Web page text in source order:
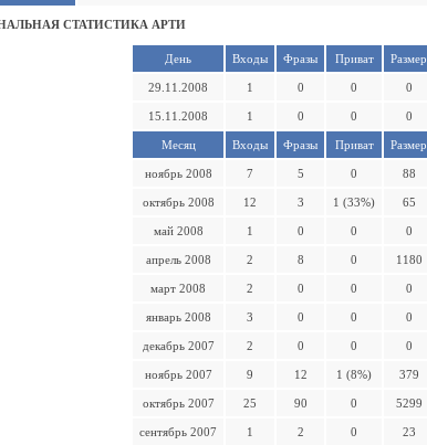
СТАТИСТИКА АРТИ
День Входы Фразы Приват Размер
29.11.2008 1 0 0 0
15.11.2008 1 0 0 0
Месяц Входы Фразы Приват Размер
ноябрь 2008 7 5 0 88
октябрь 2008 12 3 1 (33%) 65
май 2008 1 0 0 0
апрель 2008 2 8 0 1180
март 2008 2 0 0 0
январь 2008 3 0 0 0
декабрь 2007 2 0 0 0
ноябрь 2007 9 12 1 (8%) 379
октябрь 2007 25 90 0 5299
сентябрь 2007 1 2 0 23